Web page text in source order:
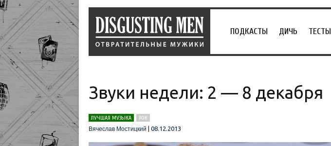
ПОДКАСТЫ ДИЧЬ ТЕСТЫ
Звуки недели: 2 — 8 декабря
ЛУЧШАЯ МУЗЫКА
РОК
Вячеслав Мостицкий
08.12.2013